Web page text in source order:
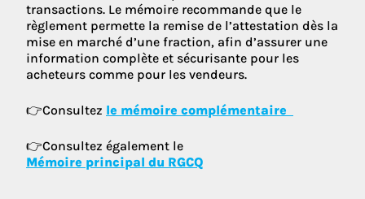
transactions. Le mémoire recommande que le
règlement permette la remise de l’attestation dès la
mise en marché d’une fraction, afin d’assurer une
information complète et sécurisante pour les
acheteurs comme pour les vendeurs.
👉Consultez le mémoire complémentaire
👉Consultez également le
Mémoire principal du RGCQ